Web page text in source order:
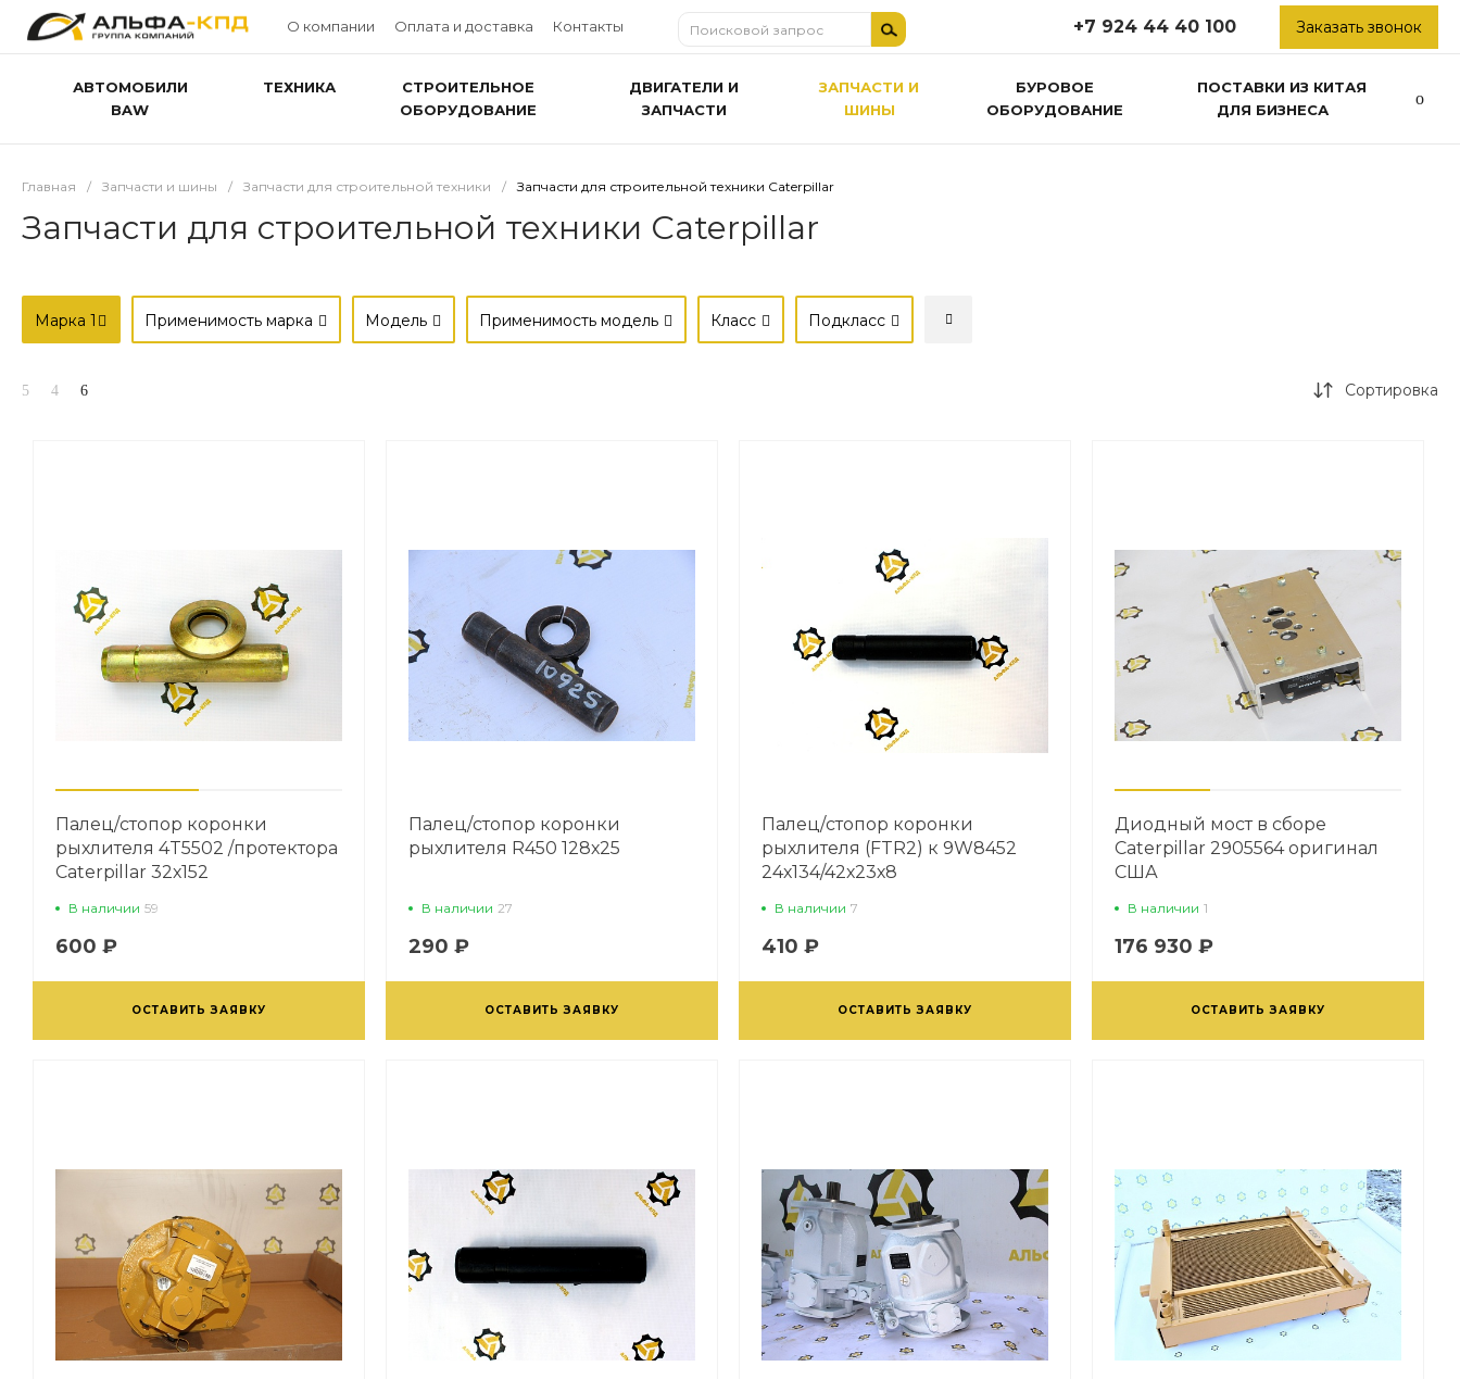
О компании Оплата и доставка Контакты +7 924 44 40 100 Заказать звонок
АВТОМОБИЛИ
BAW
ТЕХНИКА
СТРОИТЕЛЬНОЕ
ОБОРУДОВАНИЕ
ДВИГАТЕЛИ И
ЗАПЧАСТИ
ЗАПЧАСТИ И
ШИНЫ
БУРОВОЕ
ОБОРУДОВАНИЕ
ПОСТАВКИ ИЗ КИТАЯ
ДЛЯ БИЗНЕСА
Главная / Запчасти и шины / Запчасти для строительной техники / Запчасти для строительной техники Caterpillar
Запчасти для строительной техники Caterpillar
Марка 1 Применимость марка Модель Применимость модель Класс Подкласс
Сортировка
Палец/стопор коронки
рыхлителя 4T5502 /протектора
Caterpillar 32х152
В наличии 59
600 ₽
ОСТАВИТЬ ЗАЯВКУ
Палец/стопор коронки
рыхлителя R450 128х25
В наличии 27
290 ₽
ОСТАВИТЬ ЗАЯВКУ
Палец/стопор коронки
рыхлителя (FTR2) к 9W8452
24х134/42х23х8
В наличии 7
410 ₽
ОСТАВИТЬ ЗАЯВКУ
Диодный мост в сборе
Caterpillar 2905564 оригинал
США
В наличии 1
176 930 ₽
ОСТАВИТЬ ЗАЯВКУ